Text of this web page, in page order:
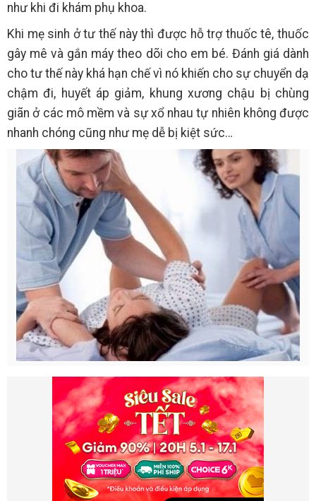
như khi đi khám phụ khoa.
Khi mẹ sinh ở tư thế này thì được hỗ trợ thuốc tê, thuốc
gây mê và gắn máy theo dõi cho em bé. Đánh giá dành
cho tư thế này khá hạn chế vì nó khiến cho sự chuyển dạ
chậm đi, huyết áp giảm, khung xương chậu bị chùng
giãn ở các mô mềm và sự xổ nhau tự nhiên không được
nhanh chóng cũng như mẹ dễ bị kiệt sức…